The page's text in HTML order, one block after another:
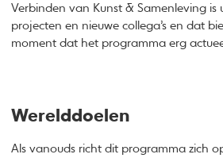
Verbinden van Kunst & Samenleving is
projecten en nieuwe collega’s en dat
moment dat het programma erg
Werelddoelen
Als vanouds richt dit programma zich